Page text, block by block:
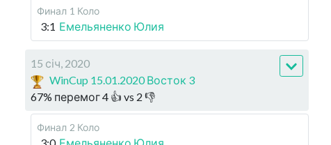
Финал 1 Коло
3:1 Емельяненко Юлия
15 січ, 2020
WinCup 15.01.2020 Восток 3
67% перемог4 👍 vs 2 👎
Финал 2 Коло